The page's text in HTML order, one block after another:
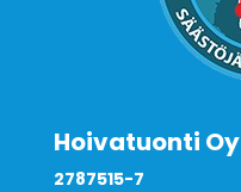
Hoivatuonti Oy
2787515-7